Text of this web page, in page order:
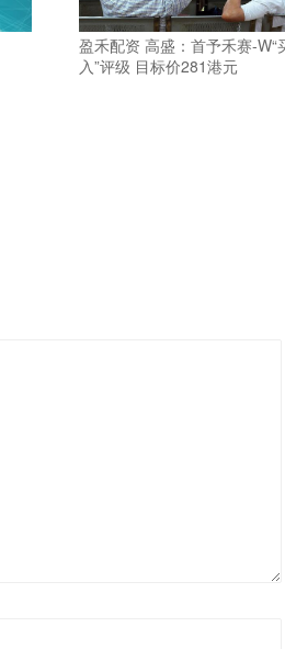
盈禾配资 高盛：首予禾赛-W“
入”评级 目标价281港元